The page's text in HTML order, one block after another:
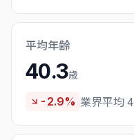
平均年齢
40.3歳
-2.9% 業界平均